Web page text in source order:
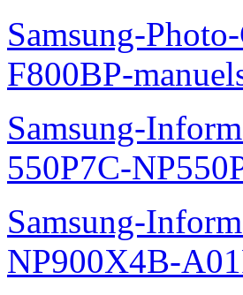
Samsung-
F800BP-
Samsung-
550P7C-
Samsung-
NP900X4B-